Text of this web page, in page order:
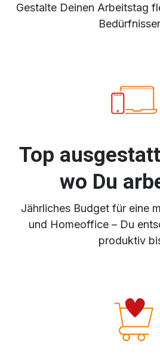
Gestalte Deinen Arbeitstag
Top
wo Du
Jährliches Budget für eine
und Homeoffice – Du
produktiv